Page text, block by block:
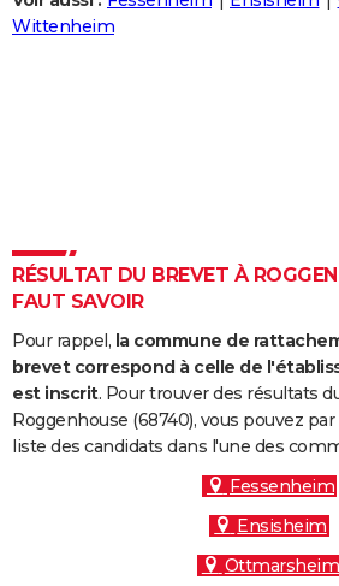
Destinations
City break
Voyage nature
Voyage de noces
Forum
Climat
+
PHOTO
Dictionnaire
Biographies
Citations
Expressions
Proverbes
PROGRAMME TV
S'inscrire
Se connecter
Lycées
Collèges
Primaires
Universités
Entreprises
Service militaire
Avis de recherche
AVIS DE DÉCÈS
FORUM
Wittenheim
RÉSULTAT DU BREVET À
FAUT SAVOIR
Pour rappel, la commune de
brevet correspond à celle de
est inscrit. Pour trouver des résultats
Roggenhouse (68740), vous pouvez
liste des candidats dans l'une des
Fessenheim
Ensisheim
Ottmarsheim